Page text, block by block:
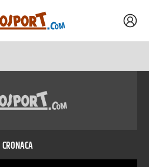
CRONACA